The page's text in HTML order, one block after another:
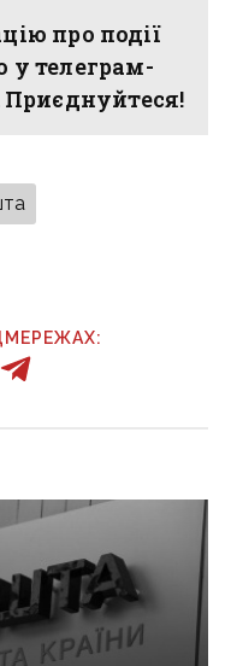
про події
у телеграм-
Приєднуйтеся!